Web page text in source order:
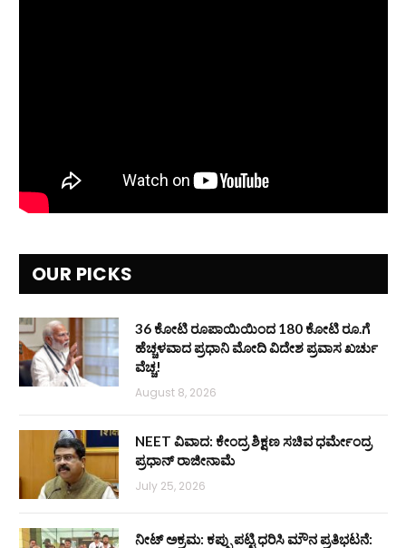
OUR PICKS
36 ಕೋಟಿ ರೂಪಾಯಿಯಿಂದ 180 ಕೋಟಿ ರೂ.ಗೆ
ಹೆಚ್ಚಳವಾದ ಪ್ರಧಾನಿ ಮೋದಿ ವಿದೇಶ ಪ್ರವಾಸ ಖರ್ಚು
ವೆಚ್ಚ!
August 8, 2026
NEET ವಿವಾದ: ಕೇಂದ್ರ ಶಿಕ್ಷಣ ಸಚಿವ ಧರ್ಮೇಂದ್ರ
ಪ್ರಧಾನ್ ರಾಜೀನಾಮೆ
July 25, 2026
ನೀಟ್ ಅಕ್ರಮ: ಕಪ್ಪು ಪಟ್ಟಿ ಧರಿಸಿ ಮೌನ ಪ್ರತಿಭಟನೆ: